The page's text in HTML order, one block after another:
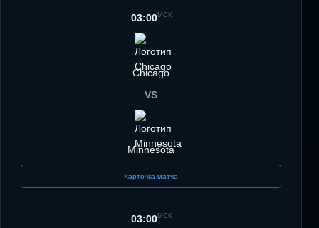
03:00МСК
Chicago
VS
Minnesota
Карточка матча
03:00МСК